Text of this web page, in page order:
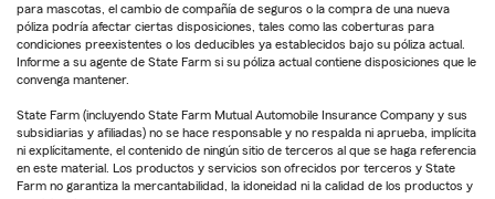
para mascotas, el cambio de compañía de seguros o la compra de una nueva
póliza podría afectar ciertas disposiciones, tales como las coberturas para
condiciones preexistentes o los deducibles ya establecidos bajo su póliza actual.
Informe a su agente de State Farm si su póliza actual contiene disposiciones que le
convenga mantener.
State Farm (incluyendo State Farm Mutual Automobile Insurance Company y sus
subsidiarias y afiliadas) no se hace responsable y no respalda ni aprueba, implícita
ni explícitamente, el contenido de ningún sitio de terceros al que se haga referencia
en este material. Los productos y servicios son ofrecidos por terceros y State
Farm no garantiza la mercantabilidad, la idoneidad ni la calidad de los productos y